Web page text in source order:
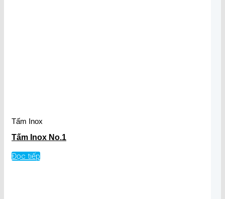
Tấm Inox
Tấm Inox No.1
Đọc tiếp